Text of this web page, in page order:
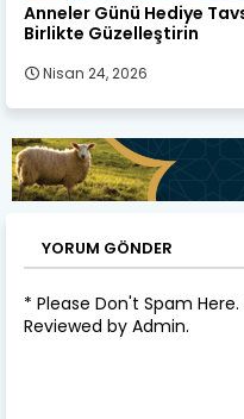
Anneler Günü Hediye
Birlikte Güzelleştirin
Nisan 24, 2026
YORUM GÖNDER
* Please Don't Spam
Reviewed by Admin.